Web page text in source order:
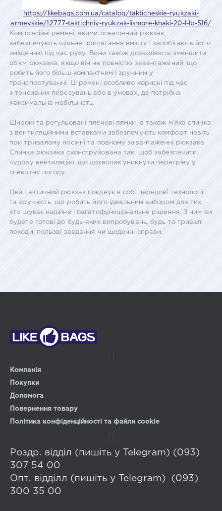
https://likebags.com.ua/catalog/takticheskie-ryukzaki-
armeyskie/12777-taktichniy-ryukzak-lismore-khaki-20-l-lb-516/
Компресійні ремені, якими оснащений рюкзак,
забезпечують щільне прилягання вмісту і запобігають його
зміщенню під час руху. Вони також дозволяють зменшити
об'єм рюкзака, якщо він не повністю завантажений, що
робить його більш компактним і зручним у
транспортуванні. Ці ремені особливо корисні під час
інтенсивних пересувань або в умовах, де потрібна
максимальна мобільність.
Широкі та регульовані плечові лямки, а також м’яка спинка
з вентиляційними вставками забезпечують комфорт навіть
при тривалому носінні та повному завантаженні рюкзака.
Спинка рюкзака сконструйована так, щоб забезпечити
чудову вентиляцію, що дозволяє уникнути перегріву у
спекотну погоду.
Цей тактичний рюкзак поєднує в собі передові технології
та зручність, що робить його ідеальним вибором для тих,
хто шукає надійне і багатофункціональне рішення. З ним ви
будете готові до будь-яких випробувань, будь то тривалі
походи, польові завдання чи щоденні справи.
Компанія
Покупки
Допомога
Повернення товару
Політика конфіденційності та файли cookie
Роздр. відділ (пишіть у Telegram) (093)
307 54 00
Опт. відділл (пишіть у Telegram) (093)
300 35 00